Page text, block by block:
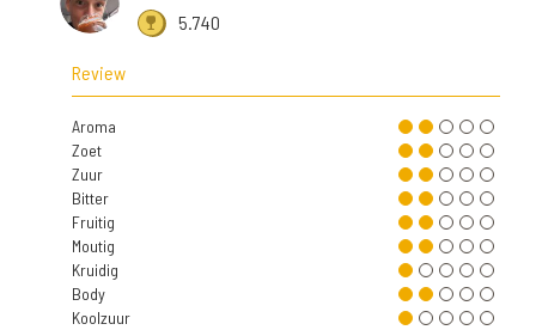
5.740
Review
Aroma
Zoet
Zuur
Bitter
Fruitig
Moutig
Kruidig
Body
Koolzuur